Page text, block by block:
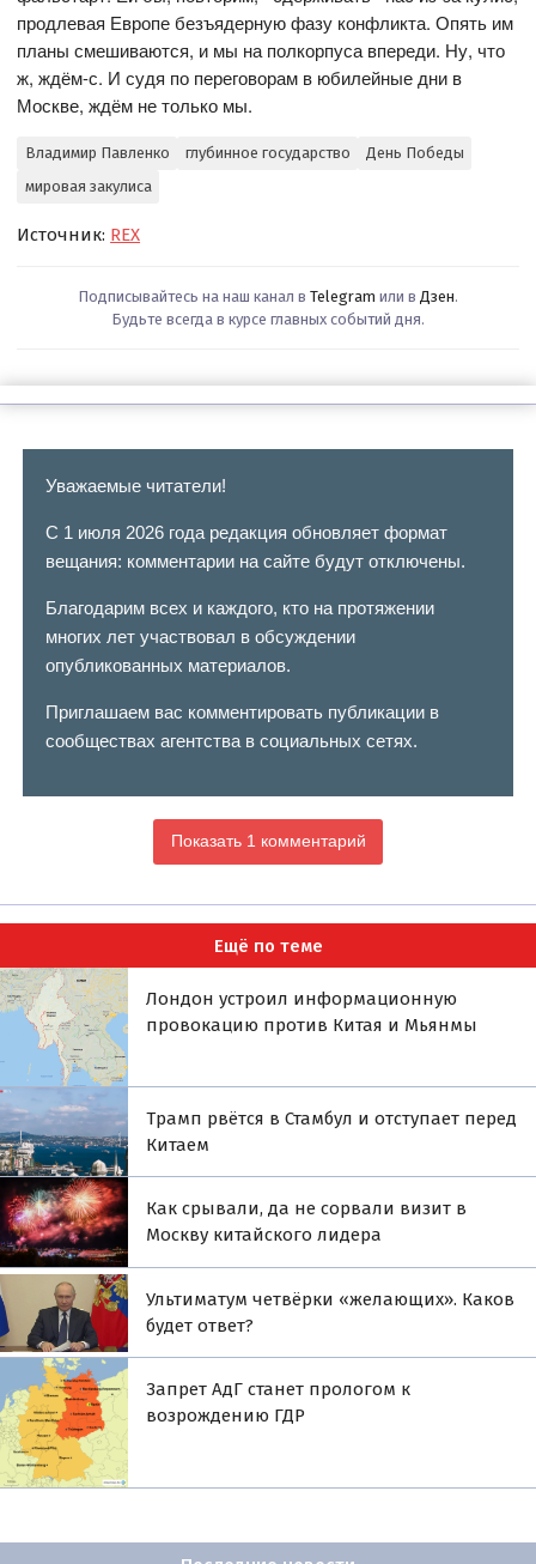
продлевая Европе безъядерную фазу конфликта. Опять им
планы смешиваются, и мы на полкорпуса впереди. Ну, что
ж, ждём-с. И судя по переговорам в юбилейные дни в
Москве, ждём не только мы.
Владимир Павленко глубинное государство
День Победы
мировая закулиса
Источник: REX
Подписывайтесь на наш канал в Telegram или в Дзен.
Будьте всегда в курсе главных событий дня.
Уважаемые читатели!
С 1 июля 2026 года редакция обновляет формат
вещания: комментарии на сайте будут отключены.
Благодарим всех и каждого, кто на протяжении
многих лет участвовал в обсуждении
опубликованных материалов.
Приглашаем вас комментировать публикации в
сообществах агентства в социальных сетях.
Показать 1 комментарий
Ещё по теме
Лондон устроил информационную
провокацию против Китая и Мьянмы
Трамп рвётся в Стамбул и отступает перед
Китаем
Как срывали, да не сорвали визит в
Москву китайского лидера
Ультиматум четвёрки «желающих». Каков
будет ответ?
Запрет АдГ станет прологом к
возрождению ГДР